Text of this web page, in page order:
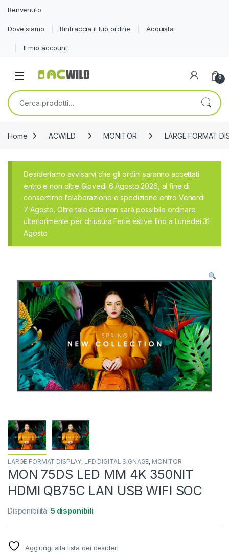
Benvenuto
Dove siamo Rintraccia il tuo ordine Acquista
Il mio account
0
Cerca:
Home ACWILD MONITOR LARGE FORMAT
Desideriamo avvisarvi che gli ordini saranno accettati
entro e non oltre Giovedi 6 Agosto 2026, al fine di
consentirne l’elaborazione e spedizione entro Venerdi
7 Agosto. Oltre tale data non sarà possibile ordinare
ulteriorimente per chiusura Ferie estive fino a Lunedei 31
Agosto.
LARGE FORMAT DISPLAY, LFD DIGITAL SIGNAGE, MONITOR
MON 75DS LED MM 4K 350NIT
HDMI QB75C LAN USB WIFI SOC
Disponibilità: 5 disponibili
Aggiungi alla lista dei desideri